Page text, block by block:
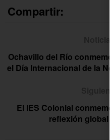
Compartir:
Ochavillo del Río
el Día Internacional de la
El IES Colonial
reflexión global